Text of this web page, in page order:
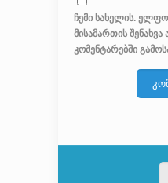
ჩემი სახელის.
მისამართის
კომენტარებში